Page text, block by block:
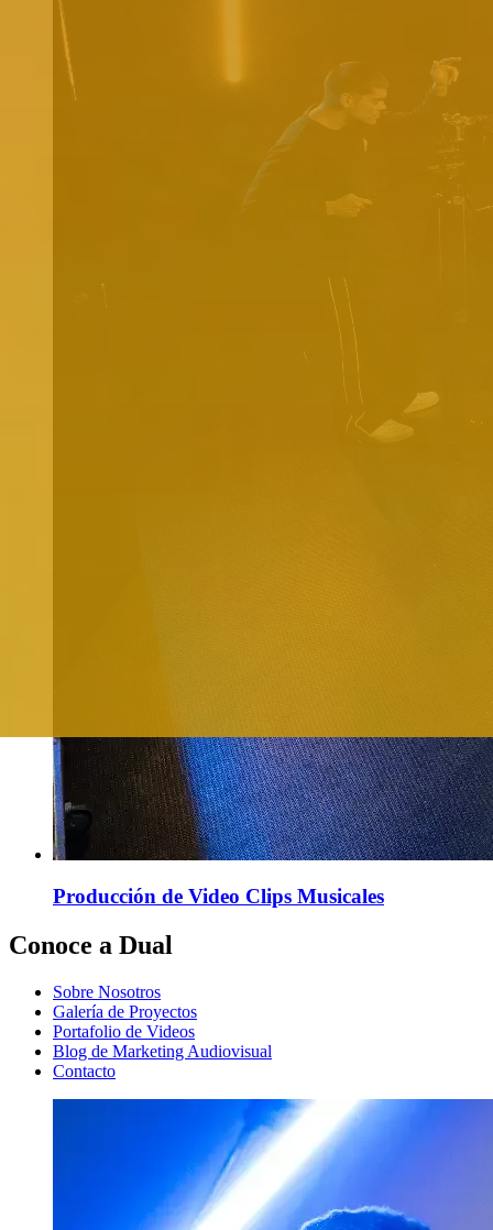
Producción de Video Clips Musicales
Conoce a Dual
Sobre Nosotros
Galería de Proyectos
Portafolio de Videos
Blog de Marketing Audiovisual
Contacto